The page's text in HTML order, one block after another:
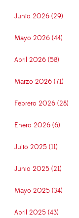
Junio 2026 (29)
Mayo 2026 (44)
Abril 2026 (58)
Marzo 2026 (71)
Febrero 2026 (28)
Enero 2026 (6)
Julio 2025 (11)
Junio 2025 (21)
Mayo 2025 (34)
Abril 2025 (43)